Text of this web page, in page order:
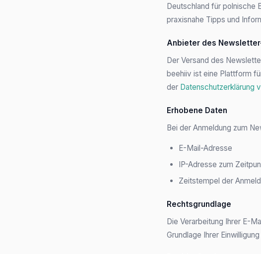
Deutschland für polnische
praxisnahe Tipps und
Anbieter des
Der Versand des
beehiiv ist eine Plattform
der Datenschutzerklärung
Erhobene Daten
Bei der Anmeldung zum
E-Mail-Adresse
IP-Adresse zum
Zeitstempel der
Rechtsgrundlage
Die Verarbeitung Ihrer E-
Grundlage Ihrer